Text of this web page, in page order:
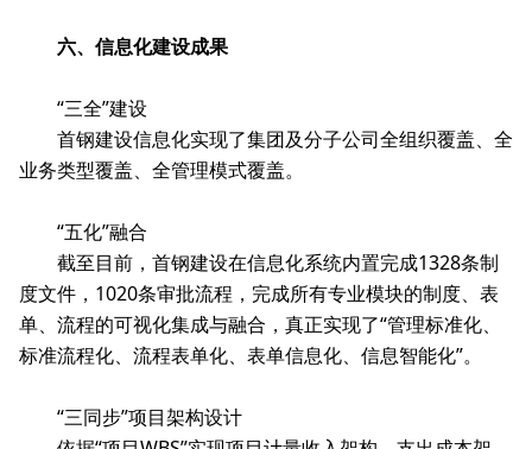
六、信息化建设成果
“三全”建设
首钢建设信息化实现了集团及分子公司全组织覆盖、全
业务类型覆盖、全管理模式覆盖。
“五化”融合
截至目前，首钢建设在信息化系统内置完成1328条制
度文件，1020条审批流程，完成所有专业模块的制度、表
单、流程的可视化集成与融合，真正实现了“管理标准化、
标准流程化、流程表单化、表单信息化、信息智能化”。
“三同步”项目架构设计